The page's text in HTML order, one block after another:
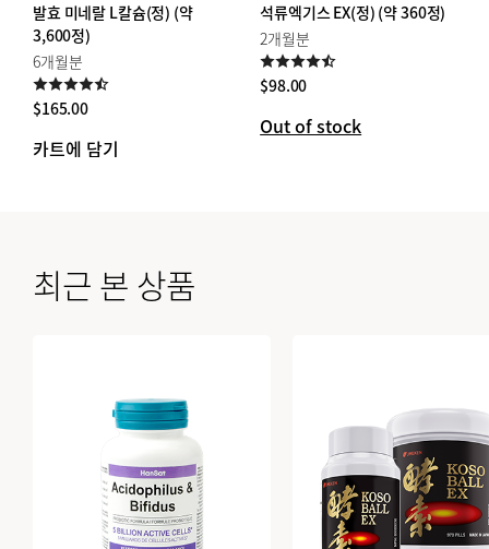
발효 미네랄 L칼슘(정) (약
3,600정)
6개월분
$165.00
카트에 담기
석류엑기스 EX(정) (약 360정)
2개월분
$98.00
Out of stock
최근 본 상품